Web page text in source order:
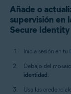
Añade o
supervisión en
Secure Identity
Inicia sesión en tu
Debajo del
identidad.
Usa las